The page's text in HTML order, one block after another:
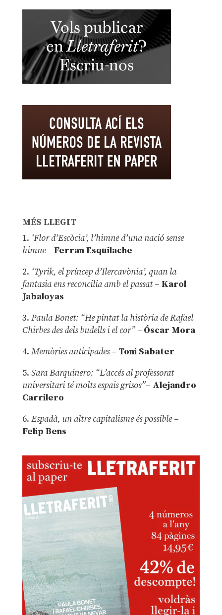
MÉS LLEGIT
1. ‘Flor d’Escòcia’, l’himne d’una nació sense
himne– Ferran Esquilache
2. ‘Tyrik, el príncep d’Ilercavònia’, quan la
fantasia ens reconcilia amb el passat– Karol
Jabaloyas
3. Paula Bonet: “He pintat la història de Rafael
Chirbes des dels budells i el cor” –Óscar Mora
4. Memòries anticipades– Toni Sabater
5. Sara Barquinero: “L’accés al professorat
universitari té molts espais grisos”– Alejandro
Carrilero
6. Espadà, un altre capitalisme és possible –
Felip Bens